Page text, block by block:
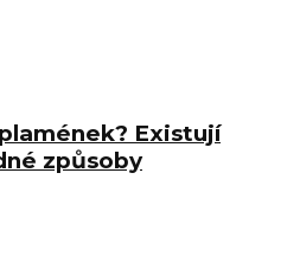
Existují
způsoby